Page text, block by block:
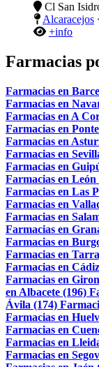
Cl San
Alcaracejos
+info
Farmacias
Farmacias en
Farmacias en
Farmacias en A
Farmacias en
Farmacias en
Farmacias en
Farmacias en
Farmacias en León
Farmacias en Las
Farmacias en
Farmacias en
Farmacias en
Farmacias en
Farmacias en
Farmacias en
Farmacias en
en Albacete (196)
Ávila (174)
Farmacias en
Farmacias en
Farmacias en
Farmacias en